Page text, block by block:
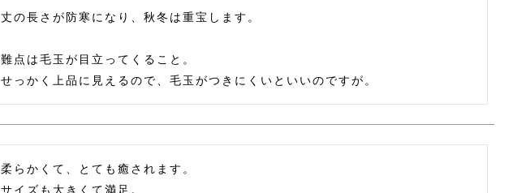
丈の長さが防寒になり、秋冬は重宝します。
難点は毛玉が目立ってくること。
せっかく上品に見えるので、毛玉がつきにくいといいのですが。
柔らかくて、とても癒されます。
サイズも大きくて満足。